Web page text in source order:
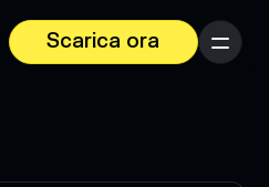
Scarica ora
Menu